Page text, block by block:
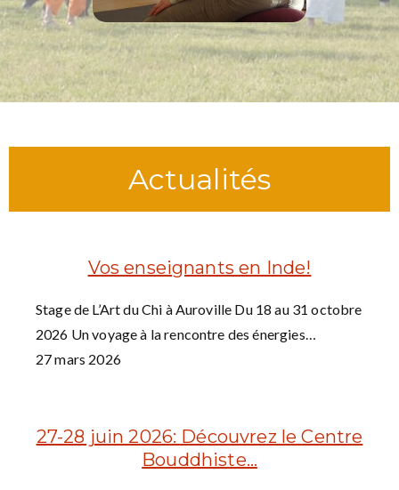
Actualités
Vos enseignants en Inde!
Stage de L’Art du Chi à Auroville Du 18 au 31 octobre
2026 Un voyage à la rencontre des énergies…
27 mars 2026
27-28 juin 2026: Découvrez le Centre
Bouddhiste…